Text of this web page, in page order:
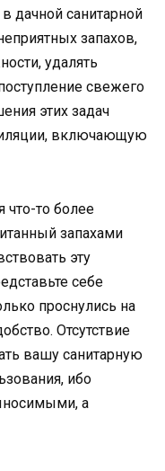
дачной санитарной
запахов,
удалять
свежего
этих задач
включающую
что-то более
запахами
эту
себе
проснулись на
Отсутствие
вашу санитарную
ибо
а